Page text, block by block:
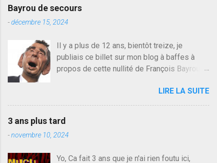
e
r
u
m
m
e
n
r
e
Bayrou de secours
-décembre 15, 2024
Il y a plus de 12 ans, bientôt treize, je
publiais ce billet sur mon blog à baffes à
propos de cette nullité de François Bayrou. Il
quelqu'un, je ne parle pas des couples mais
des amis ou des valeurs dans lesquels on
croit. François Bayrou est en passe de
devenir le traite d'une partie de son électorat
et c'est par la presse qu'on l'apprend. On
LIRE LA SUITE
3 ans plus tard
-novembre 10, 2024
Yo, Ca fait 3 ans que je n'ai rien foutu ici,